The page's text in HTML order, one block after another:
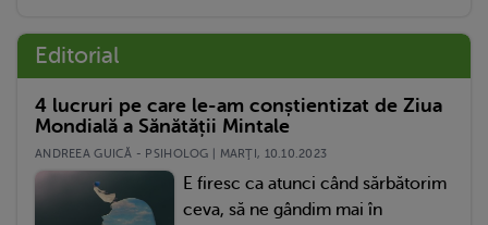
Editorial
4 lucruri pe care le-am conștientizat de Ziua
Mondială a Sănătății Mintale
ANDREEA GUICĂ - PSIHOLOG | MARŢI, 10.10.2023
E firesc ca atunci când sărbătorim
ceva, să ne gândim mai în